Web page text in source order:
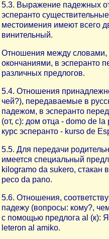
5.3. Выражение падежных
эсперанто
местоимения имеют всего
винительный.
Отношения между
окончаниями, в эсперанто
различных предлогов.
5.4. Отношения
чей?), передаваемые в
падежом, в эсперанто
(от, с): дом отца - domo de
курс эсперанто - kurso de
5.5. Для передачи
имеется специальный
kilogramo da sukero, стакан
ресо da pano.
5.6. Отношения,
падежу (вопросы: кому?,
с помощью предлога al (к):
leteron al amiko.